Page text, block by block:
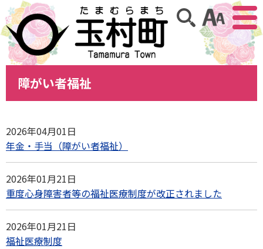
アクセ
サイト内検索
障がい者福祉
2026年04月01日
年金・手当（障がい者福祉）
2026年01月21日
重度心身障害者等の福祉医療制度が改正されました
2026年01月21日
福祉医療制度